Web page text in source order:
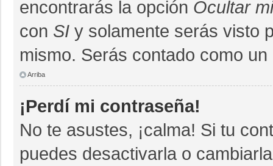
encontrarás la opción Ocultar
con SI y solamente serás visto
mismo. Serás contado como
Arriba
¡Perdí mi contraseña!
No te asustes, ¡calma! Si tu
puedes desactivarla o